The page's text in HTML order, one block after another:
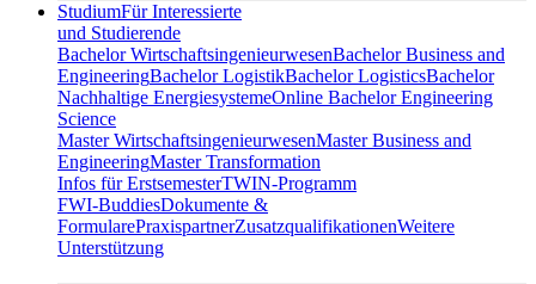
StudiumFür Interessierte
und Studierende
Bachelor WirtschaftsingenieurwesenBachelor Business and
EngineeringBachelor LogistikBachelor LogisticsBachelor
Nachhaltige EnergiesystemeOnline Bachelor Engineering
Science
Master WirtschaftsingenieurwesenMaster Business and
EngineeringMaster Transformation
Infos für ErstsemesterTWIN-Programm
FWI-BuddiesDokumente &
FormularePraxispartnerZusatzqualifikationenWeitere
Unterstützung